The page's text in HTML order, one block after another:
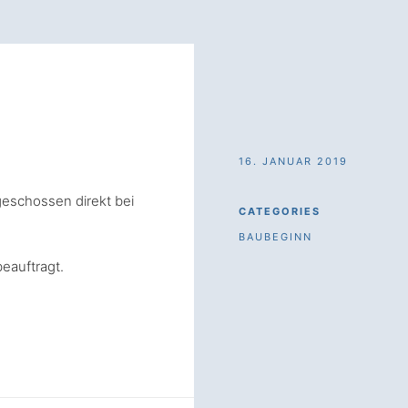
direkt bei
16. JANUAR 2019
CATEGORIES
BAUBEGINN